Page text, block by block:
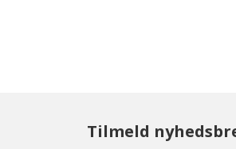
Tilmeld